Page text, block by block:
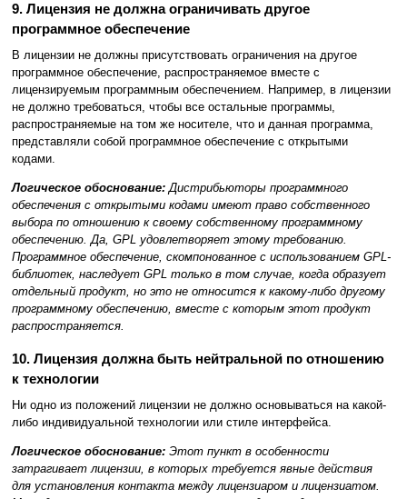
9. Лицензия не должна ограничивать другое
программное обеспечение
В лицензии не должны присутствовать ограничения на другое
программное обеспечение, распространяемое вместе с
лицензируемым программным обеспечением. Например, в лицензии
не должно требоваться, чтобы все остальные программы,
распространяемые на том же носителе, что и данная программа,
представляли собой программное обеспечение с открытыми
кодами.
Логическое обоснование: Дистрибьюторы программного
обеспечения с открытыми кодами имеют право собственного
выбора по отношению к своему собственному программному
обеспечению. Да, GPL удовлетворяет этому требованию.
Программное обеспечение, скомпонованное с использованием GPL-
библиотек, наследует GPL только в том случае, когда образует
отдельный продукт, но это не относится к какому-либо другому
программному обеспечению, вместе с которым этот продукт
распространяется.
10. Лицензия должна быть нейтральной по отношению
к технологии
Ни одно из положений лицензии не должно основываться на какой-
либо индивидуальной технологии или стиле интерфейса.
Логическое обоснование: Этот пункт в особенности
затрагивает лицензии, в которых требуется явные действия
для установления контакта между лицензиаром и лицензиатом.